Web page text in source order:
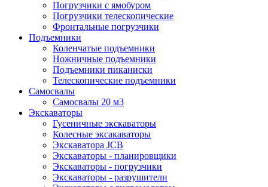
Погрузчики с ямобуром
Погрузчики телескопические
Фронтальные погрузчики
Подъемники
Коленчатые подъемники
Ножничные подъемники
Подъемники пиканиски
Телескопические подъемники
Самосвалы
Самосвалы 20 м3
Экскаваторы
Гусеничные экскаваторы
Колесные эксакаваторы
Экскаватора JCB
Экскаваторы - планировщики
Экскаваторы - погрузчики
Экскаваторы - разрушители